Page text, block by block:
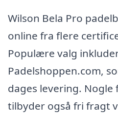
Wilson Bela Pro
online fra flere
Populære valg
Padelshoppen.com,
dages levering.
tilbyder også fri fragt